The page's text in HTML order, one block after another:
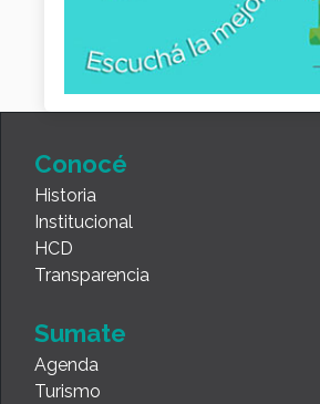
Conocé
Historia
Institucional
HCD
Transparencia
Sumate
Agenda
Turismo